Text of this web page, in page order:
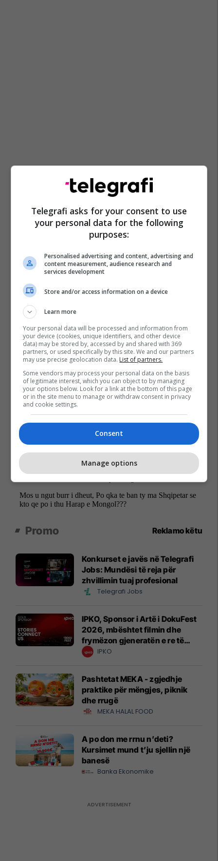
Lumi Hadri - Devine Azem Vllasi
Promo Reklamo këtu
Konkurset e javës në Telegrafi
Jobs: Mundësi të reja për
zhvillimin tuaj profesional
Telegrafi Jobs
IPKO, Sponsor i Artë i DokuFest
2026, mbështet filmin dhe
frymëzon gjeneratën e re të
krijuesve
IPKO
Pashtetat MEKA - zgjedhje
praktike për mëngjes, piknik
dhe rrugë
MEKA HALAL FOOD
A po don me rrnu n’deti?
Kursimet mund t’ju sjellin një
banesë
Banka Ekonomike
Telegrafi asks for your consent to use
your personal data for the following
purposes:
Personalised advertising and content, advertising and
content measurement, audience research and
services development
Store and/or access information on a device
Learn more
Your personal data will be processed and information from
your device (cookies, unique identifiers, and other device
data) may be stored by, accessed by and shared with 369
partners, or used specifically by this site. We and our partners
may use precise geolocation data. List of partners.
Some vendors may process your personal data on the basis
of legitimate interest, which you can object to by managing
your options below. Look for a link at the bottom of this page
or in the site menu to manage or withdraw consent in privacy
and cookie settings.
Consent
Manage options